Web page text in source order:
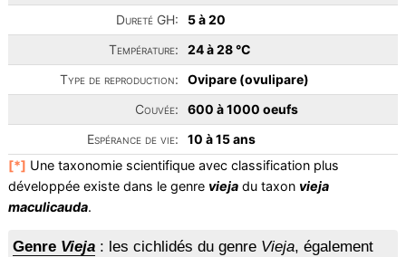
Dureté GH:
5 à 20
Température:
24 à 28 °C
Type de reproduction:
Ovipare (ovulipare)
Couvée:
600 à 1000 oeufs
Espérance de vie:
10 à 15 ans
[*] Une taxonomie scientifique avec classification plus
développée existe dans le genre viejadu taxon vieja
maculicauda.
Genre Vieja: les cichlidés du genre Vieja, également